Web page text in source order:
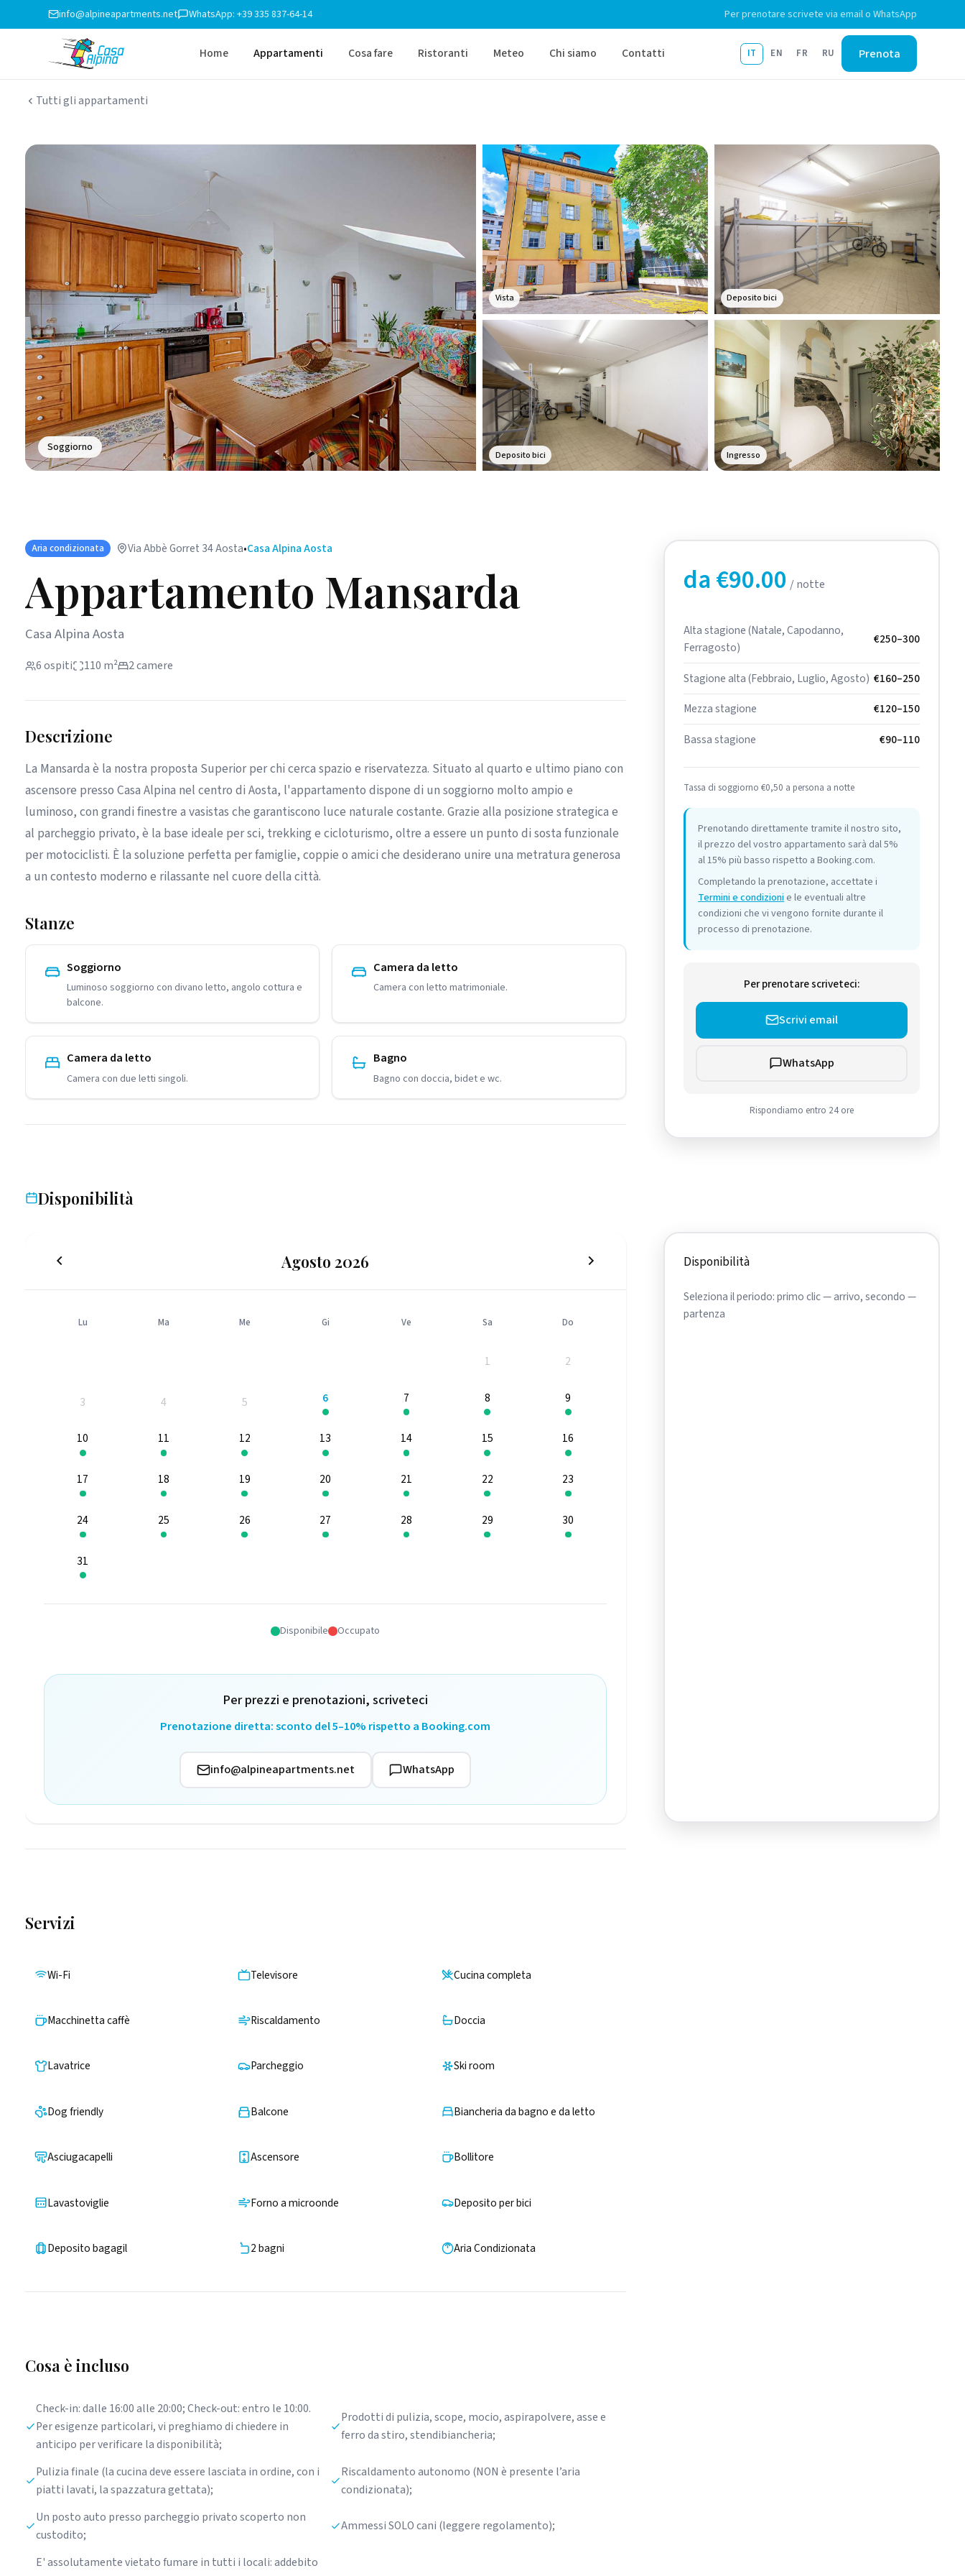
info@alpineapartments.net WhatsApp: +39 335 837-64-14 Per prenotare scrivete via email o WhatsApp
Home Appartamenti Cosa fare Ristoranti Meteo Chi siamo Contatti IT EN FR RU Prenota
Tutti gli appartamenti
Soggiorno
Vista Deposito bici
Deposito bici Ingresso
Aria condizionata Via Abbè Gorret 34 Aosta•Casa Alpina Aosta
Appartamento Mansarda
Casa Alpina Aosta
6 ospiti 110 m² 2 camere
Descrizione
La Mansarda è la nostra proposta Superior per chi cerca spazio e riservatezza. Situato al quarto e ultimo piano con
ascensore presso Casa Alpina nel centro di Aosta, l'appartamento dispone di un soggiorno molto ampio e
luminoso, con grandi finestre a vasistas che garantiscono luce naturale costante. Grazie alla posizione strategica e
al parcheggio privato, è la base ideale per sci, trekking e cicloturismo, oltre a essere un punto di sosta funzionale
per motociclisti. È la soluzione perfetta per famiglie, coppie o amici che desiderano unire una metratura generosa
a un contesto moderno e rilassante nel cuore della città.
Stanze
Soggiorno
Luminoso soggiorno con divano letto, angolo cottura e
balcone.
Camera da letto
Camera con letto matrimoniale.
Camera da letto
Camera con due letti singoli.
Bagno
Bagno con doccia, bidet e wc.
da €90.00 / notte
Alta stagione (Natale, Capodanno,
Ferragosto)
€250–300
Stagione alta (Febbraio, Luglio, Agosto) €160–250
Mezza stagione
€120–150
Bassa stagione
€90–110
Tassa di soggiorno €0,50 a persona a notte
Prenotando direttamente tramite il nostro sito,
il prezzo del vostro appartamento sarà dal 5%
al 15% più basso rispetto a Booking.com.
Completando la prenotazione, accettate i
Termini e condizionie le eventuali altre
condizioni che vi vengono fornite durante il
processo di prenotazione.
Per prenotare scriveteci:
Scrivi email
WhatsApp
Rispondiamo entro 24 ore
Disponibilità
Agosto 2026
Lu Ma Me Gi Ve Sa Do
1 2
3 4 5 6 7 8 9
10 11 12 13 14 15 16
17 18 19 20 21 22 23
24 25 26 27 28 29 30
31
Disponibile Occupato
Per prezzi e prenotazioni, scriveteci
Prenotazione diretta: sconto del 5–10% rispetto a Booking.com
info@alpineapartments.net WhatsApp
Disponibilità
Seleziona il periodo: primo clic — arrivo, secondo —
partenza
Servizi
Wi-Fi Televisore Cucina completa
Macchinetta caffè Riscaldamento Doccia
Lavatrice Parcheggio Ski room
Dog friendly Balcone Biancheria da bagno e da letto
Asciugacapelli Ascensore Bollitore
Lavastoviglie Forno a microonde Deposito per bici
Deposito bagagil 2 bagni Aria Condizionata
Cosa è incluso
Check-in: dalle 16:00 alle 20:00; Check-out: entro le 10:00.
Per esigenze particolari, vi preghiamo di chiedere in
anticipo per verificare la disponibilità;
Prodotti di pulizia, scope, mocio, aspirapolvere, asse e
ferro da stiro, stendibiancheria;
Pulizia finale (la cucina deve essere lasciata in ordine, con i
piatti lavati, la spazzatura gettata);
Riscaldamento autonomo (NON è presente l’aria
condizionata);
Un posto auto presso parcheggio privato scoperto non
custodito;
Ammessi SOLO cani (leggere regolamento);
E' assolutamente vietato fumare in tutti i locali: addebito